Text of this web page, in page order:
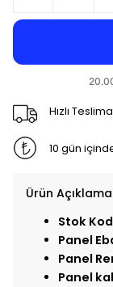
Hızlı
10 gün
Ürün
Stok
Panel
Panel
Panel